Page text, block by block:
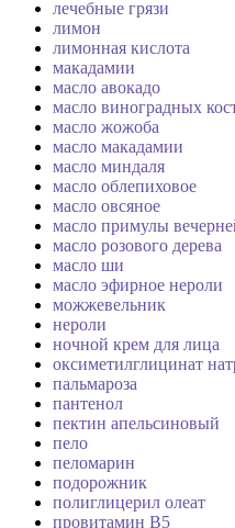
лечебные грязи
лимон
лимонная кислота
макадамии
масло авокадо
масло виноградных
масло жожоба
масло макадамии
масло миндаля
масло облепиховое
масло овсяное
масло примулы
масло розового дерева
масло ши
масло эфирное нероли
можжевельник
нероли
ночной крем для лица
оксиметилглицинат
пальмароза
пантенол
пектин апельсиновый
пело
пеломарин
подорожник
полиглицерил олеат
провитамин В5